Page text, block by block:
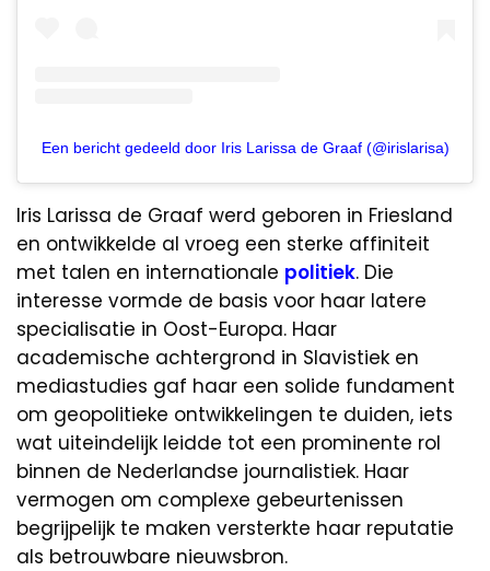
Een bericht gedeeld door Iris Larissa de Graaf (@irislarisa)
Iris Larissa de Graaf werd geboren in Friesland
en ontwikkelde al vroeg een sterke affiniteit
met talen en internationale politiek. Die
interesse vormde de basis voor haar latere
specialisatie in Oost-Europa. Haar
academische achtergrond in Slavistiek en
mediastudies gaf haar een solide fundament
om geopolitieke ontwikkelingen te duiden, iets
wat uiteindelijk leidde tot een prominente rol
binnen de Nederlandse journalistiek. Haar
vermogen om complexe gebeurtenissen
begrijpelijk te maken versterkte haar reputatie
als betrouwbare nieuwsbron.